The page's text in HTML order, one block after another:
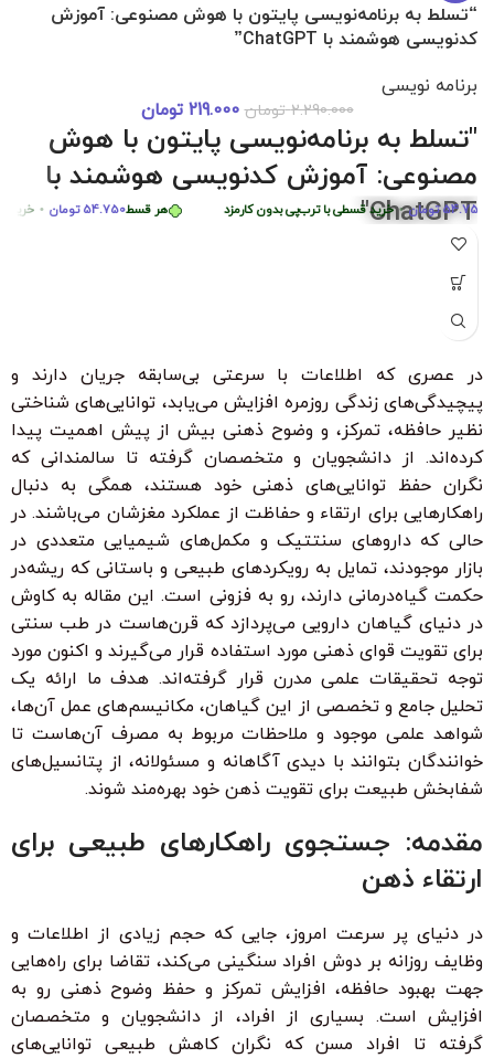
هر قسط 54.750تومان • خرید قسطی تومان • خرید قسطی با ترب‌پی بدون کارمزد
“تسلط به برنامه‌نویسی پایتون با هوش مصنوعی: آموزش
کدنویسی هوشمند با ChatGPT”
برنامه نویسی
2.290.000 تومان 219.000 تومان
"تسلط به برنامه‌نویسی پایتون با هوش
مصنوعی: آموزش کدنویسی هوشمند با
ChatGPT"
"با شرکت در این دوره جامع و کاربردی، به راحتی مهارت‌های
برنامه‌نویسی پایتون را از سطح مبتدی تا پیشرفته با کمک هوش
آموزشی، شما را قادر می‌سازد تا به سرعت الگوریتم‌های پیچیده را
سطوح با زیرنویس فارسی حرفه‌ای و امکان دانلود و تماشای آنلاین."
ویژگی‌های کلیدی:
بدون نیاز به تجربه قبلی برنامه‌نویسی
زیرنویس فارسی با ترجمه حرفه‌ای
۳۰ ٪ تخفیف ویژه برای دانشجویان و دانش آموزان
تومان خرید قسطی با ترب‌پی بدون کارمزد
هر قسط449.975تومان • خرید قسطی با ترب‌پی بدون کارمزد
در عصری که اطلاعات با سرعتی بی‌سابقه جریان دارند و
پیچیدگی‌های زندگی روزمره افزایش می‌یابد، توانایی‌های شناختی
نظیر حافظه، تمرکز، و وضوح ذهنی بیش از پیش اهمیت پیدا
کرده‌اند. از دانشجویان و متخصصان گرفته تا سالمندانی که
نگران حفظ توانایی‌های ذهنی خود هستند، همگی به دنبال
راهکارهایی برای ارتقاء و حفاظت از عملکرد مغزشان می‌باشند. در
حالی که داروهای سنتتیک و مکمل‌های شیمیایی متعددی در
بازار موجودند، تمایل به رویکردهای طبیعی و باستانی که ریشه‌در
حکمت گیاه‌درمانی دارند، رو به فزونی است. این مقاله به کاوش
در دنیای گیاهان دارویی می‌پردازد که قرن‌هاست در طب سنتی
برای تقویت قوای ذهنی مورد استفاده قرار می‌گیرند و اکنون مورد
توجه تحقیقات علمی مدرن قرار گرفته‌اند. هدف ما ارائه یک
تحلیل جامع و تخصصی از این گیاهان، مکانیسم‌های عمل آن‌ها،
شواهد علمی موجود و ملاحظات مربوط به مصرف آن‌هاست تا
خوانندگان بتوانند با دیدی آگاهانه و مسئولانه، از پتانسیل‌های
شفابخش طبیعت برای تقویت ذهن خود بهره‌مند شوند.
مقدمه: جستجوی راهکارهای طبیعی برای
ارتقاء ذهن
در دنیای پر سرعت امروز، جایی که حجم زیادی از اطلاعات و
وظایف روزانه بر دوش افراد سنگینی می‌کند، تقاضا برای راه‌هایی
جهت بهبود حافظه، افزایش تمرکز و حفظ وضوح ذهنی رو به
افزایش است. بسیاری از افراد، از دانشجویان و متخصصان
گرفته تا افراد مسن که نگران کاهش طبیعی توانایی‌های